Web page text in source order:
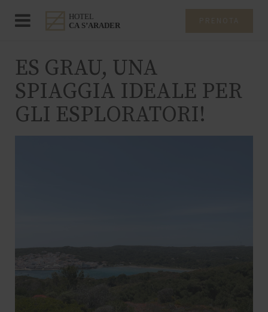
ES GRAU, UNA
SPIAGGIA IDEALE PER
GLI ESPLORATORI!